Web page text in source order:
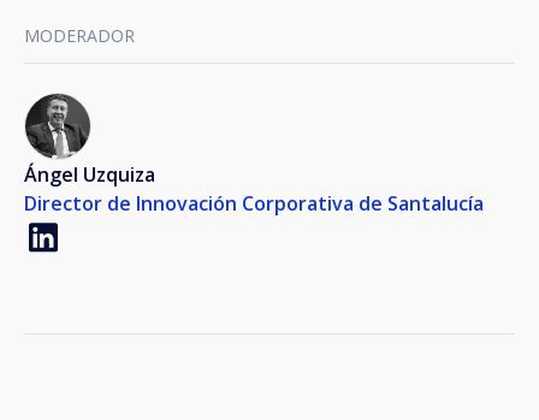
MODERADOR
Ángel Uzquiza
Director de Innovación Corporativa de Santalucía